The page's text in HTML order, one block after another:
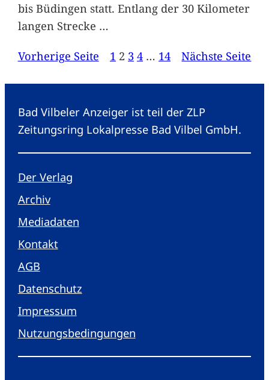
bis Büdingen statt. Entlang der 30 Kilometer
langen Strecke …
Vorherige Seite
1 2 3 4 … 14 Nächste Seite
Bad Vilbeler Anzeiger ist teil der ZLP
Zeitungsring Lokalpresse Bad Vilbel GmbH.
Der Verlag
Archiv
Mediadaten
Kontakt
AGB
Datenschutz
Impressum
Nutzungsbedingungen